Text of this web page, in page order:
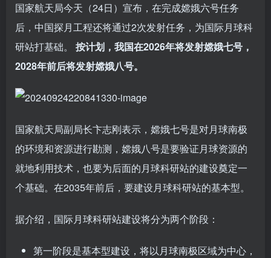
国家航天局今天（24日）宣布，在完成嫦娥六号任务
后，中国探月工程还将通过2次发射任务，为国际月球科
研站打基础。 按计划，我国在2026年将发射嫦娥七号，
2028年前后将发射嫦娥八号。
国家航天局副局长卞志刚表示，嫦娥七号是对月球南极
的环境和资源进行勘测，嫦娥八号是要验证月球资源的
就地利用技术，也要为后面的月球科研站的建设奠定一
个基础。在2035年前后，要建设月球科研站的基本型。
据介绍，国际月球科研站建设将分为两个阶段：
第一阶段是基本型建设，将以月球南极区域为中心，